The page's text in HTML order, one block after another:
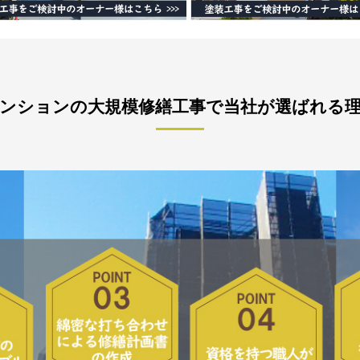
ションの大規模修繕工事で当社が選ばれる